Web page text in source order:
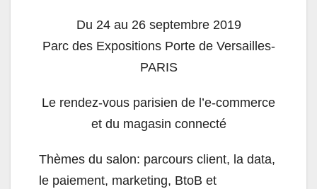
Du 24 au 26 septembre 2019
Parc des Expositions Porte de Versailles-
PARIS
Le rendez-vous parisien de l’e-commerce
et du magasin connecté
Thèmes du salon: parcours client, la data,
le paiement, marketing, BtoB et